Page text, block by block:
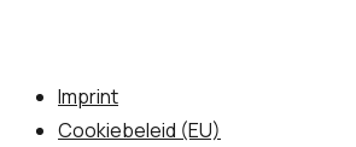
Imprint
Cookiebeleid (EU)